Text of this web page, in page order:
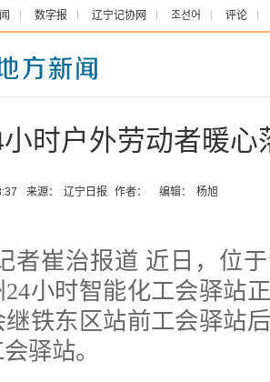
数字报 辽宁记协网 조선어 评论
时户外劳动者暖心
来源： 辽宁日报 作者： 编辑： 杨旭
崔治报道 近日，位于
小时智能化工会驿站
铁东区站前工会驿站
驿站。